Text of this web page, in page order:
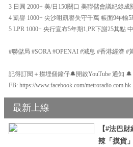
3 日圓 2000+ 美/日150關口 美聯儲會議紀錄成
4 凱譽 1000+ 尖沙咀凱譽失守千萬 帳面9年輸
5 LPR 1000+ 央行宣布5年期1,PR下謝25其點
#聯儲局 #SORA #OPENAI #減息 #香港經濟 #
記得訂閱＋㩒埋個鐘仔🔔開啟YouTube 通知 🔔
FB: https://www.facebook.com/metroradio.com.hk
最新上線
【#法巴
辣「摸貨